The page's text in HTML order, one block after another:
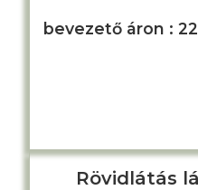
bevezető áron :
Rövidlátás